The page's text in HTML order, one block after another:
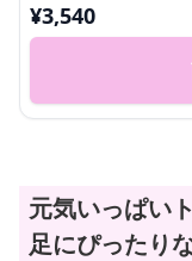
¥3,540
元気いっぱい
足にぴったり